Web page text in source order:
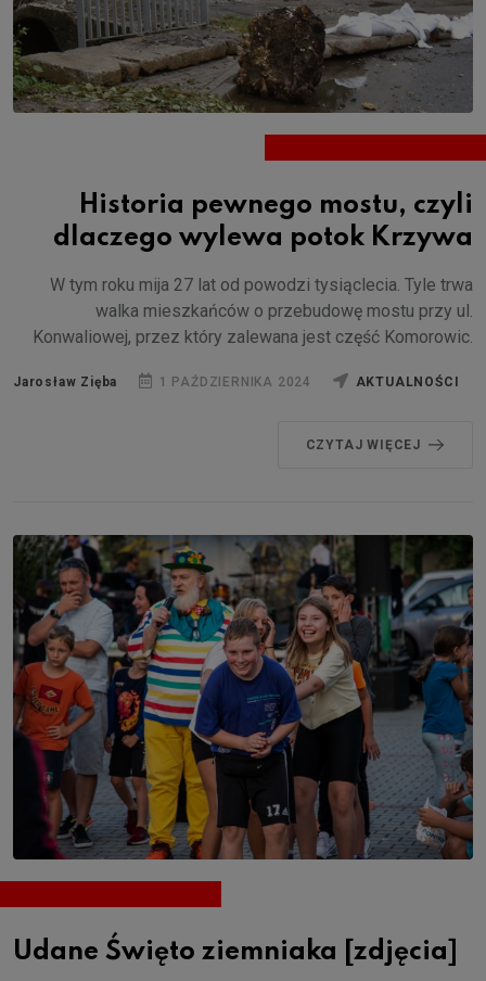
Historia pewnego mostu, czyli
dlaczego wylewa potok Krzywa
W tym roku mija 27 lat od powodzi tysiąclecia. Tyle trwa
walka mieszkańców o przebudowę mostu przy ul.
Konwaliowej, przez który zalewana jest część Komorowic.
Jarosław Zięba 1 PAŹDZIERNIKA 2024 AKTUALNOŚCI
CZYTAJ WIĘCEJ
Udane Święto ziemniaka [zdjęcia]